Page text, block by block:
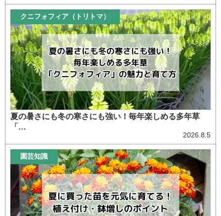
夏の暑さにも冬の寒さにも強い！毎年楽しめる多年草
「…
クニフォフィア（トリトマ）
2026.8.5
園芸知識